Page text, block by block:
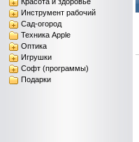
Инструмент рабочий
Сад-огород
Техника Apple
Оптика
Игрушки
Софт (программы)
Подарки